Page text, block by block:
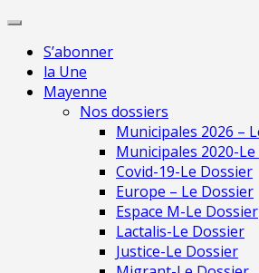
Skip
contentS’abonner
la Une
Mayenne
Nos dossiers
Municipales 2026 –
Municipales 2020-
Covid-19-Le Dossier
Europe – Le Dossier
Espace M-Le Dossier
Lactalis-Le Dossier
Justice-Le Dossier